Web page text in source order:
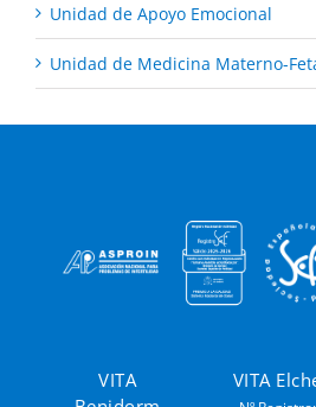
Unidad de Apoyo Emocional
Unidad de Medicina Materno-
VITA
VITA